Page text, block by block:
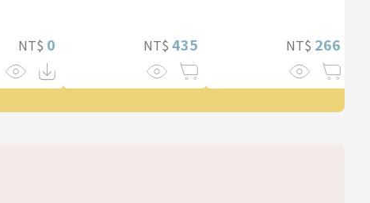
NT$ 0
列重磅新作！
NT$ 435 NT$ 266